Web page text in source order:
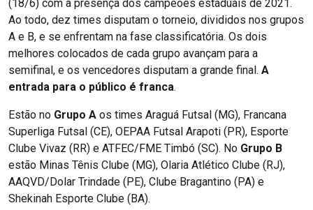
(18/6) com a presença dos campeões estaduais de 2021.
Ao todo, dez times disputam o torneio, divididos nos grupos
A e B, e se enfrentam na fase classificatória. Os dois
melhores colocados de cada grupo avançam para a
semifinal, e os vencedores disputam a grande final. A
entrada para o público é franca.
Estão no Grupo A os times Araguá Futsal (MG), Francana
Superliga Futsal (CE), OEPAA Futsal Arapoti (PR), Esporte
Clube Vivaz (RR) e ATFEC/FME Timbó (SC). No Grupo B
estão Minas Tênis Clube (MG), Olaria Atlético Clube (RJ),
AAQVD/Dolar Trindade (PE), Clube Bragantino (PA) e
Shekinah Esporte Clube (BA).